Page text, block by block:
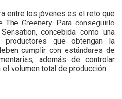
entre los jóvenes es el reto que
Greenery. Para conseguirlo
concebida como una
productores que obtengan la
cumplir con estándares de
además de controlar
volumen total de producción.